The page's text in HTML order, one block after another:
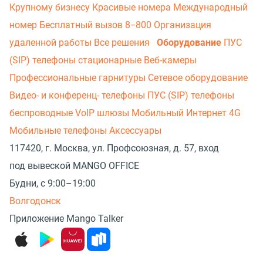
Крупному бизнесу Красивые номера Международный
номер Бесплатный вызов 8−800 Организация
удаленной работы Все решения Оборудование ПУС
(SIP) телефоны стационарные Веб-камеры
Профессиональные гарнитуры Сетевое оборудование
Видео- и конференц- телефоны ПУС (SIP) телефоны
беспроводные VoIP шлюзы Мобильный Интернет 4G
Мобильные телефоны Аксессуары
117420, г. Москва, ул. Профсоюзная, д. 57, вход
под вывеской MANGO OFFICE
Будни, с 9:00–19:00
Волгодонск
Приложение Mango Talker